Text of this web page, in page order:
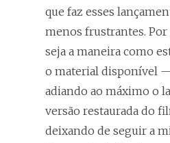
que faz esses
menos frustrantes. Por
seja a maneira como
o material disponível
adiando ao máximo o
versão restaurada do
deixando de seguir a